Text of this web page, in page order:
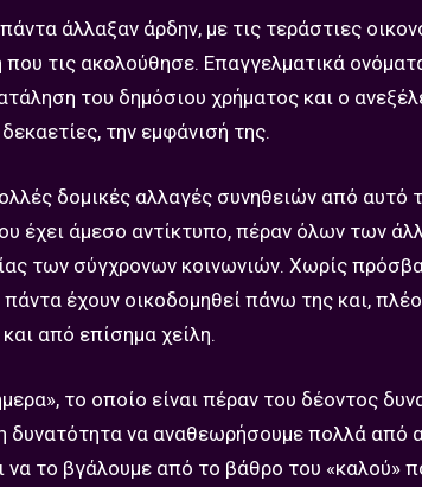
άλλαξαν άρδην, με τις τεράστιες
τις ακολούθησε. Επαγγελματικά
του δημόσιου χρήματος και ο
την εμφάνισή της.
δομικές αλλαγές συνηθειών από
έχει άμεσο αντίκτυπο, πέραν όλων των
των σύγχρονων κοινωνιών. Χωρίς
έχουν οικοδομηθεί πάνω της και,
και από επίσημα χείλη.
το οποίο είναι πέραν του δέοντος
δυνατότητα να αναθεωρήσουμε πολλά
να το βγάλουμε από το βάθρο του «καλού»